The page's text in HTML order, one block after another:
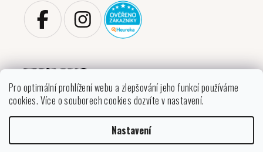
Pro optimální prohlížení webu a zlepšování jeho funkcí používáme
cookies. Více o souborech cookies dozvíte v nastavení.
Nastavení
Copyright 2026VINIKO. Všechna práva vyhrazena.
Upravit nastavení cookies